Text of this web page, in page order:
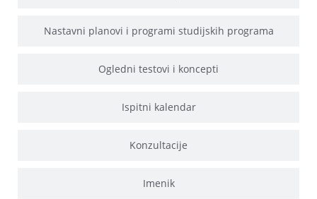
Nastavni planovi i programi studijskih programa
Ogledni testovi i koncepti
Ispitni kalendar
Konzultacije
Imenik